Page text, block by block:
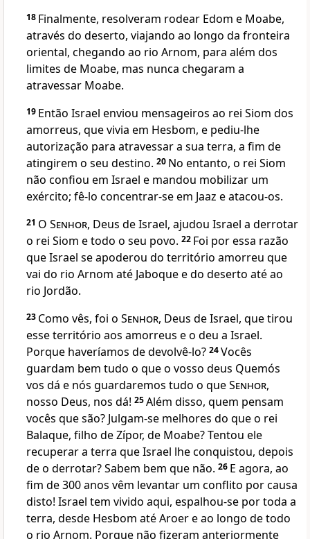
18 Finalmente, resolveram rodear Edom e Moabe,
através do deserto, viajando ao longo da fronteira
oriental, chegando ao rio Arnom, para além dos
limites de Moabe, mas nunca chegaram a
atravessar Moabe.
19 Então Israel enviou mensageiros ao rei Siom dos
amorreus, que vivia em Hesbom, e pediu-lhe
autorização para atravessar a sua terra, a fim de
atingirem o seu destino. 20 No entanto, o rei Siom
não confiou em Israel e mandou mobilizar um
exército; fê-lo concentrar-se em Jaaz e atacou-os.
21 O Senhor, Deus de Israel, ajudou Israel a derrotar
o rei Siom e todo o seu povo. 22 Foi por essa razão
que Israel se apoderou do território amorreu que
vai do rio Arnom até Jaboque e do deserto até ao
rio Jordão.
23 Como vês, foi o Senhor, Deus de Israel, que tirou
esse território aos amorreus e o deu a Israel.
Porque haveríamos de devolvê-lo? 24Vocês
guardam bem tudo o que o vosso deus Quemós
vos dá e nós guardaremos tudo o queSenhor,
nosso Deus, nos dá! 25Além disso, quem pensam
vocês que são? Julgam-se melhores do que o rei
Balaque, filho de Zípor, de Moabe? Tentou ele
recuperar a terra que Israel lhe conquistou, depois
de o derrotar? Sabem bem que não. 26 E agora, ao
fim de 300 anos vêm levantar um conflito por causa
disto! Israel tem vivido aqui, espalhou-se por toda a
terra, desde Hesbom até Aroer e ao longo de todo
o rio Arnom. Porque não fizeram anteriormente